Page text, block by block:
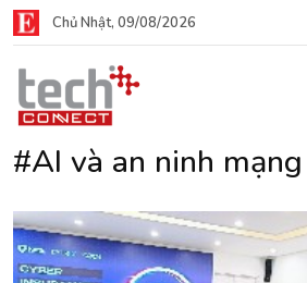
Chủ Nhật, 09/08/2026
#AI và an ninh mạng